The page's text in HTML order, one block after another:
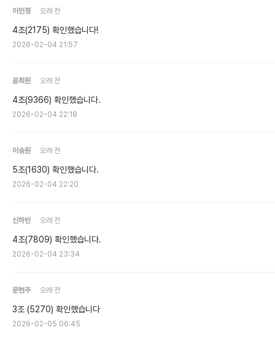
이민정 오래 전
4조(2175) 확인했습니다!
2026-02-04 21:57
윤희원 오래 전
4조(9366) 확인했습니다.
2026-02-04 22:18
이승원 오래 전
5조(1630) 확인했습니다.
2026-02-04 22:20
신하빈 오래 전
4조(7809) 확인했습니다.
2026-02-04 23:34
문현주 오래 전
3조 (5270) 확인했습니다
2026-02-05 06:45